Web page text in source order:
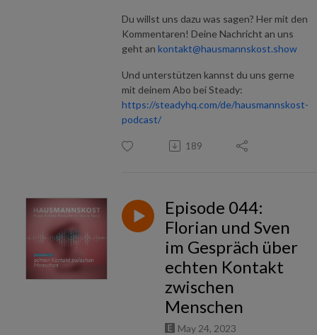
Du willst uns dazu was sagen? Her mit den
Kommentaren! Deine Nachricht an uns
geht an kontakt@hausmannskost.show
Und unterstützen kannst du uns gerne
mit deinem Abo bei Steady:
https://steadyhq.com/de/hausmannskost-
podcast/
189
Episode 044:
Florian und Sven
im Gespräch über
echten Kontakt
zwischen
Menschen
May 24, 2023